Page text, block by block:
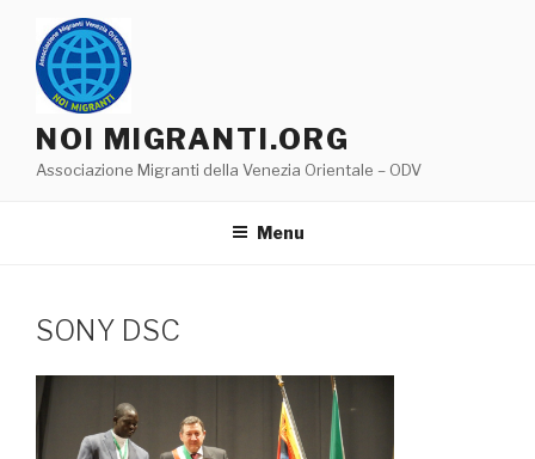
contenuto
NOI MIGRANTI.ORG
Associazione Migranti della Venezia Orientale – ODV
Menu
SONY DSC